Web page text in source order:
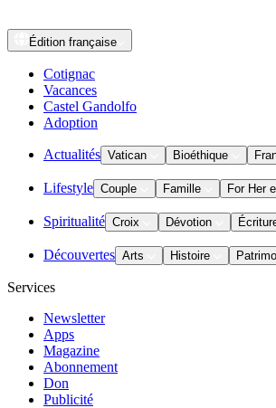
Édition française
Cotignac
Vacances
Castel Gandolfo
Adoption
Actualités Vatican Bioéthique
Lifestyle Couple Famille For Her
Spiritualité Croix Dévotion
Découvertes Arts Histoire
Services
Newsletter
Apps
Magazine
Abonnement
Don
Publicité